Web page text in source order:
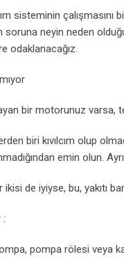
sisteminin
neyin neden
odaklanacağız.
bir motorunuz varsa,
biri kıvılcım olup
emin olun.
ikisi de iyiyse, bu, yakıtı
:
pompa rölesi veya